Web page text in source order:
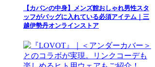
【カバンの中身】メンズ館おしゃれ男性スタ
ッフがバッグに入れている必須アイテム｜三
越伊勢丹オンラインストア